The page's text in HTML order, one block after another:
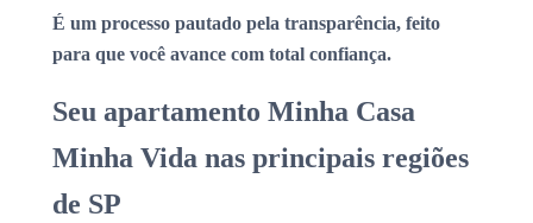
É um processo pautado pela transparência, feito
para que você avance com total confiança.
Seu apartamento Minha Casa
Minha Vida nas principais regiões
de SP